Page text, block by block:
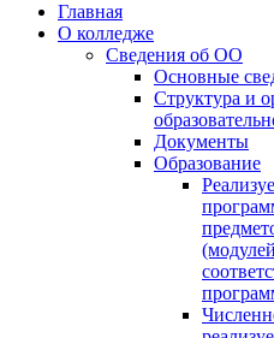
Главная
О колледже
Сведения об ОО
Основные
Структура и
Документы
Образование